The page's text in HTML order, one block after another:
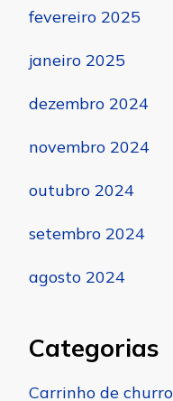
fevereiro 2025
janeiro 2025
dezembro 2024
novembro 2024
outubro 2024
setembro 2024
agosto 2024
Categorias
Carrinho de